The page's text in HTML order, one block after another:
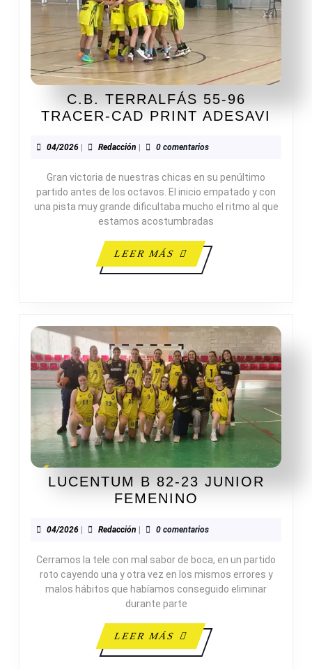
C.B. TERRALFÁS 55-96
TRACER-CAD PRINT ADESAVI
CAD
04/202604/2026RedacciónRedacción0 comentarios
Gran victoria de nuestras chicas en su penúltimo
partido antes de los octavos. El inicio empatado y con
una pista muy grande dificultaba mucho el ritmo al que
estamos acostumbradas
LEER MÁS
LEER
MÁS
LUCENTUM B 82-23 JUNIOR
FEMENINO
82-
JUNIOR
FEMENINO
04/202604/2026RedacciónRedacción0 comentarios
Cerramos la tele con mal sabor de boca, en un partido
roto cayendo una y otra vez en los mismos errores y
malos hábitos que habíamos conseguido eliminar
durante parte
LEER MÁS
LEER
MÁS